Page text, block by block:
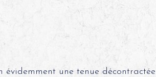
évidemment une tenue décontractée